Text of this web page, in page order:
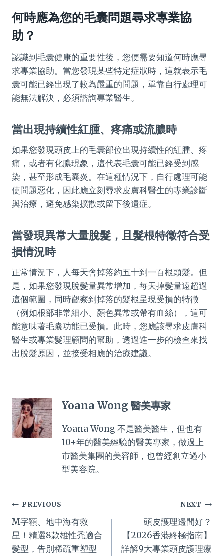
何時應為您的毛囊問題尋求專業協
助？
認識到毛囊健康的重要性後，您便需要知道何時應尋
求專業協助。當您發現某些特定症狀時，這就表示毛
囊可能已經出現了較為嚴重的問題，單靠自行處理可
能無法解決，必須諮詢專業醫生。
當出現持續性紅腫、疼痛或流膿時
如果您發現頭皮上的毛囊部位出現持續性的紅腫、疼
痛，或者有化膿現象，這代表毛囊可能已經受到感
染，甚至形成毛囊炎。在這種情況下，自行處理可能
使問題惡化，因此應立刻尋求皮膚科醫生的專業診斷
與治療，避免感染擴散或留下後遺症。
當發現異常大量脫髮，且髮根特徵符合受
損情況時
正常情況下，人每天會掉落約五十到一百根頭髮。但
是，如果您發現脫髮量異常增加，每天掉髮量遠超過
這個範圍，同時觀察到掉落的髮根呈現受損的特徵
（例如根部非常細小、顏色異常或帶有血絲），這可
能意味著毛囊功能已受損。此時，您應該尋求皮膚科
醫生或專業髮理顧問的幫助，透過進一步的檢查來找
出脫髮原因，並接受相應的治療建議。
Yoana Wong 醫美專家
Yoana Wong 不是醫美醫生，但也有
10+年的醫美經驗的醫美專家，做過上
市醫美集團的美容師，也曾經創立過小
型美容院。
Post
navigation
PREVIOUS
M字額、地中海有救
星！精選8款雄性禿適合
髮型，告別稀疏重塑型
NEXT
頭皮護理邊間好？
【2026香港終極指南】
詳解9大專業頭皮護理療